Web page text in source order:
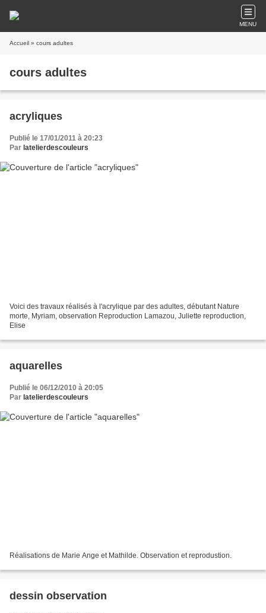
MENU
Accueil » cours adultes
cours adultes
acryliques
Publié le 17/01/2011 à 20:23
Par latelierdescouleurs
Voici des travaux réalisés à l'acrylique par des adultes, débutant Nature
morte, Myriam, observation Reproduction Lamazou, Juliette reproduction,
Elise
aquarelles
Publié le 06/12/2010 à 20:05
Par latelierdescouleurs
Réalisations de Marie Ange et Mathilde. Observation et reprodustion.
dessin observation